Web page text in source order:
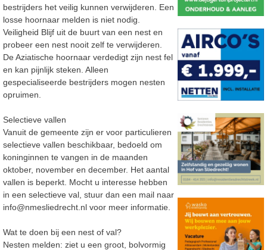
bestrijders het veilig kunnen verwijderen. Een
losse hoornaar melden is niet nodig.
Veiligheid Blijf uit de buurt van een nest en
probeer een nest nooit zelf te verwijderen.
De Aziatische hoornaar verdedigt zijn nest fel
en kan pijnlijk steken. Alleen
gespecialiseerde bestrijders mogen nesten
opruimen.
Selectieve vallen
Vanuit de gemeente zijn er voor particulieren
selectieve vallen beschikbaar, bedoeld om
koninginnen te vangen in de maanden
oktober, november en december. Het aantal
vallen is beperkt. Mocht u interesse hebben
in een selectieve val, stuur dan een mail naar
info@nmesliedrecht.nl voor meer informatie.
Wat te doen bij een nest of val?
Nesten melden: ziet u een groot, bolvormig